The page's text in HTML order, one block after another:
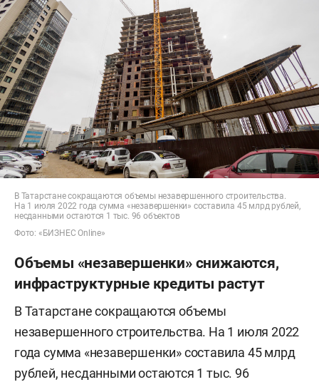
В Татарстане сокращаются объемы незавершенного строительства.
На 1 июля 2022 года сумма «незавершенки» составила 45 млрд рублей,
несданными остаются 1 тыс. 96 объектов
Фото: «БИЗНЕС Online»
Объемы «незавершенки» снижаются,
инфраструктурные кредиты растут
В Татарстане сокращаются объемы
незавершенного строительства. На 1 июля 2022
года сумма «незавершенки» составила 45 млрд
рублей, несданными остаются 1 тыс. 96